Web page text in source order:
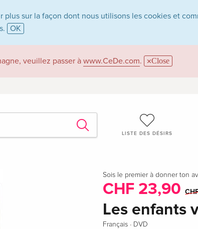
plus sur la façon dont nous utilisons les cookies et
OK
veuillez passer à www.CeDe.com. Close
LISTE DES DÉSIRS
Sois le premier à donner ton
CHF 23,90
Les enfants
Français · DVD